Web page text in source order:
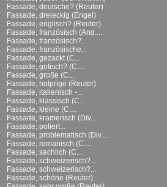
Fassade, deutsche? (Reuter)
Fassade, dreieckig (Engel)
Fassade, englisch? (Reuter)
Fassade, französisch (And....
Fassade, französisch?...
Fassade, französische...
Fassade, gezackt (C....
Fassade, gotisch? (C....
Fassade, große (C....
Fassade, holprige (Reuter)
Fassade, italienisch -...
Fassade, klassisch (C....
Fassade, kleine (C....
Fassade, kramerisch (Div....
Fassade, poliert...
Fassade, problematisch (Div....
Fassade, romanisch (C....
Fassade, sachlich (C....
Fassade, schweizerisch?...
Fassade, schweizerisch?...
Fassade, schöne (Reuter)